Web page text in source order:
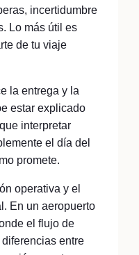
incertidumbre
Lo más útil es
de tu viaje
la entrega y la
estar explicado
interpretar
el día del
promete.
operativa y el
En un aeropuerto
el flujo de
entre